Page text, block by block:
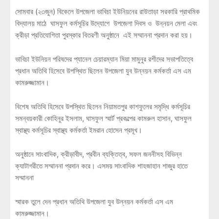
সোমবার (২৩জুন) বিকেলে উপজেলা ভাবিচা ইউনিয়নের রাউতাড়া সরকারি প্রাথমিক
বিদ্যালয় মাঠে ঘাসফুল কর্মসূচির উদ্যোগে উপজেলা দিবস ও উন্নয়ন মেলা এবং
ক্রীড়া প্রতিযোগিতা পুরস্কার বিতরণী অনুষ্ঠানে এই সম্মাননা প্রদান করা হয়।
ভাবিচা ইউনিয়ন পরিষদের প্যানেল চেয়ারম্যান মিয়া মামুনুর রশীদের সভাপতিত্বে
প্রধান অতিথি হিসেবে উপস্থিত ছিলেন উপজেলা যুব উন্নয়ন কর্মকর্তা এস এম
কামরুজ্জামান।
বিশেষ অতিথি হিসেবে উপস্থিত ছিলেন নিয়ামতপুর কাশফুলের সমৃদ্ধি কর্মসূচির
সমন্বয়কারী কোহিনুর ইসলাম, ঘাসফুল স্মার্ট প্রকল্পের কামরুল হাসান, ঘাসফুল
স্বাস্থ্য কর্মসূচির স্বাস্থ্য কর্মকর্তা ইমরান হোসেন প্রমূখ।
অনুষ্ঠানে সাংবাদিক, ক্রীড়াবীদ, প্রবীন ব্যক্তিত্ব, সফল জননীসহ বিভিন্ন
ক্যাটাগরীতে সম্মাননা প্রদান করে। এসময় সাংবাদিক শাহজাহান শাজুর হাতে
সম্মাননা
স্মারক তুলে দেন প্রধান অতিথি উপজেলা যুব উন্নয়ন কর্মকর্তা এস এম
কামরুজ্জামান।